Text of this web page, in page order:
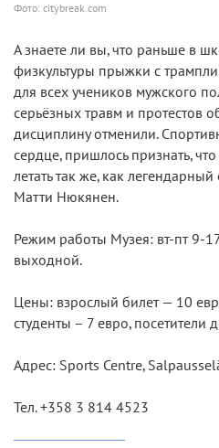
Фото: citybreak.com
А знаете ли вы, что раньше в
физкультуры прыжки с
для всех учеников мужского
серьёзных травм и протестов
дисциплину отменили.
сердце, пришлось признать,
летать так же, как
Матти Нюкянен.
Режим работы Музея: вт-пт 9-
выходной.
Цены: взрослый билет — 10
студенты – 7 евро, посетители
Адрес: Sports Centre,
Тел. +358 3 814 4523